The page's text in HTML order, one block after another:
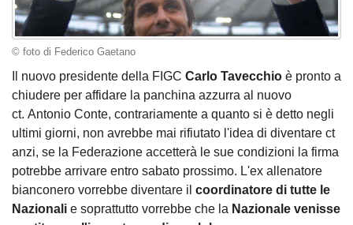
© foto di Federico Gaetano
Il nuovo presidente della FIGC Carlo Tavecchio è pronto a
chiudere per affidare la panchina azzurra al nuovo
ct. Antonio Conte, contrariamente a quanto si è detto negli
ultimi giorni, non avrebbe mai rifiutato l'idea di diventare ct
anzi, se la Federazione accetterà le sue condizioni la firma
potrebbe arrivare entro sabato prossimo. L'ex allenatore
bianconero vorrebbe diventare il coordinatore di tutte le
Nazionali e soprattutto vorrebbe che la Nazionale venisse